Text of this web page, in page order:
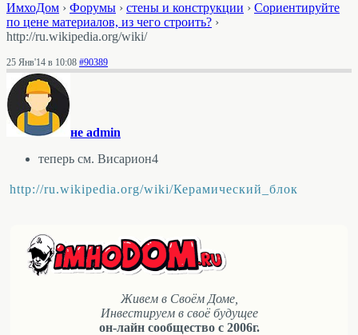
ИмхоДом › Форумы › стены и конструкции › Сориентируйте
по цене материалов, из чего строить? ›
http://ru.wikipedia.org/wiki/
25 Янв'14 в 10:08 #90389
не admin
теперь см. Висариoн4
http://ru.wikipedia.org/wiki/Керамический_блок
Живем в Своём Доме,
Инвестируем в своё будущее
он-лайн сообщество с 2006г.